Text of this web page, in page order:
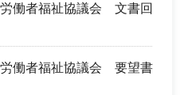
働者福祉協議会 文書回
働者福祉協議会 要望書